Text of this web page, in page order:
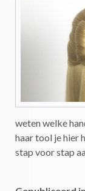
weten welke
haar tool je hier
stap voor stap